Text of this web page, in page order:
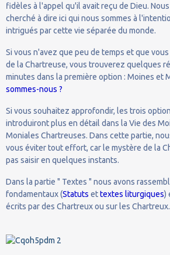
fidèles à l'appel qu'il avait reçu de Dieu.
cherché à dire ici qui nous sommes à
intrigués par cette vie séparée du monde.
Si vous n'avez que peu de temps et que
de la Chartreuse, vous trouverez quelques
minutes dans la première option : Moines et
sommes-nous ?
Si vous souhaitez approfondir, les trois
introduiront plus en détail dans la Vie des
Moniales Chartreuses. Dans cette partie,
vous éviter tout effort, car le mystère de la
pas saisir en quelques instants.
Dans la partie " Textes " nous avons
fondamentaux (Statuts ettextes liturgiques)
écrits par des Chartreux ou sur les Chartreux.